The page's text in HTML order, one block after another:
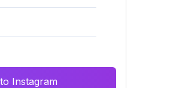
Instagram